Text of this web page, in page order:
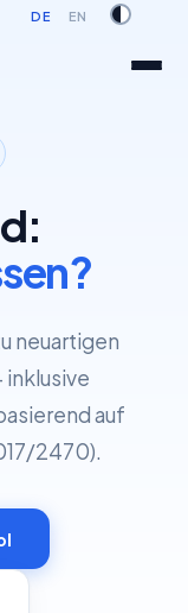
DE EN
neuartigen
inklusive
auf
2470).